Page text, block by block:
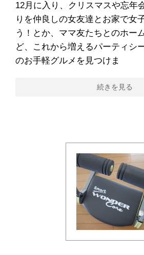
12月に入り、クリスマスや忘年
りを仲良しの女友達とお家で女
う！とか、ママ友たちとのホー
ど、これから増えるパーティシ
のお手軽グルメを見つけま
続きを見る